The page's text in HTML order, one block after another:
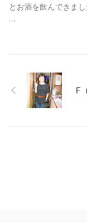
とお酒を飲んできま
...